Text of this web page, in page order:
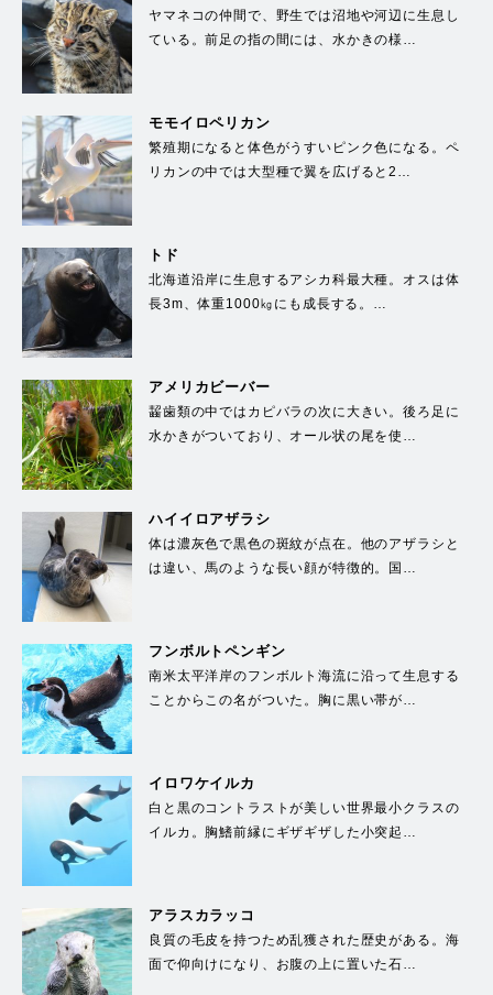
ヤマネコの仲間で、野生では沼地や河辺に生息し
ている。前足の指の間には、水かきの様…
モモイロペリカン
繁殖期になると体色がうすいピンク色になる。ペ
リカンの中では大型種で翼を広げると2…
トド
北海道沿岸に生息するアシカ科最大種。オスは体
長3m、体重1000㎏にも成長する。…
アメリカビーバー
齧歯類の中ではカピバラの次に大きい。後ろ足に
水かきがついており、オール状の尾を使…
ハイイロアザラシ
体は濃灰色で黒色の斑紋が点在。他のアザラシと
は違い、馬のような長い顔が特徴的。国…
フンボルトペンギン
南米太平洋岸のフンボルト海流に沿って生息する
ことからこの名がついた。胸に黒い帯が…
イロワケイルカ
白と黒のコントラストが美しい世界最小クラスの
イルカ。胸鰭前縁にギザギザした小突起…
アラスカラッコ
良質の毛皮を持つため乱獲された歴史がある。海
面で仰向けになり、お腹の上に置いた石…